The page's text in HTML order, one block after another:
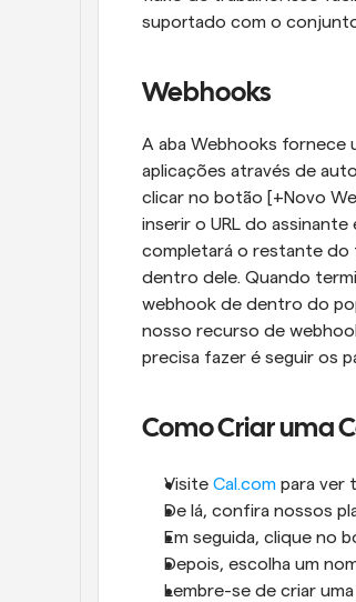
suportado com o
Webhooks
A aba Webhooks fornece
aplicações através de
clicar no botão [+Novo
inserir o URL do
completará o restante do
dentro dele. Quando
webhook de dentro do
nosso recurso de
precisa fazer é seguir os
Como Criar uma
Visite Cal.com para ver
De lá, confira nossos
Em seguida, clique no
Depois, escolha um
Lembre-se de criar